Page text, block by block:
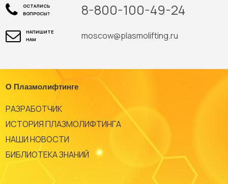
ОСТАЛИСЬ
ВОПРОСЫ?
8-800-100-49-24
НАПИШИТЕ
НАМ
moscow@plasmolifting.ru
О Плазмолифтинге
РАЗРАБОТЧИК
ИСТОРИЯ ПЛАЗМОЛИФТИНГА
НАШИ НОВОСТИ
БИБЛИОТЕКА ЗНАНИЙ